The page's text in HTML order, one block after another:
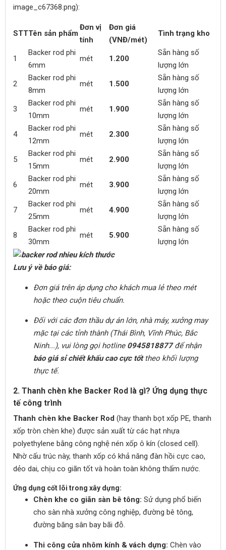
image_c67368.png):
STTTên sản phẩm
Đơn vị
tính
Đơn giá
(VNĐ/mét)
Tình trạng kho
1
Backer rod phi
6mm
mét 1.200
Sẵn hàng số
lượng lớn
2
Backer rod phi
8mm
mét 1.500
Sẵn hàng số
lượng lớn
3
Backer rod phi
10mm
mét 1.900
Sẵn hàng số
lượng lớn
4
Backer rod phi
12mm
mét 2.300
Sẵn hàng số
lượng lớn
5
Backer rod phi
15mm
mét 2.900
Sẵn hàng số
lượng lớn
6
Backer rod phi
20mm
mét 3.900
Sẵn hàng số
lượng lớn
7
Backer rod phi
25mm
mét 4.900
Sẵn hàng số
lượng lớn
8
Backer rod phi
30mm
mét 5.900
Sẵn hàng số
lượng lớn
Lưu ý về báo giá:
Đơn giá trên áp dụng cho khách mua lẻ theo mét
hoặc theo cuộn tiêu chuẩn.
Đối với các đơn thầu dự án lớn, nhà máy, xưởng may
mặc tại các tỉnh thành (Thái Bình, Vĩnh Phúc, Bắc
Ninh...), vui lòng gọi hotline 0945818877để nhận
báo giá sỉ chiết khấu cao cực tốttheo khối lượng
thực tế.
2. Thanh chèn khe Backer Rod là gì? Ứng dụng thực
tế công trình
Thanh chèn khe Backer Rod (hay thanh bọt xốp PE, thanh
xốp tròn chèn khe) được sản xuất từ các hạt nhựa
polyethylene bằng công nghệ nén xốp ô kín (closed cell).
Nhờ cấu trúc này, thanh xốp có khả năng đàn hồi cực cao,
dẻo dai, chịu co giãn tốt và hoàn toàn không thấm nước.
Ứng dụng cốt lõi trong xây dựng:
Chèn khe co giãn sàn bê tông: Sử dụng phổ biến
cho sàn nhà xưởng công nghiệp, đường bê tông,
đường băng sân bay bãi đỗ.
Thi công cửa nhôm kính & vách dựng: Chèn vào